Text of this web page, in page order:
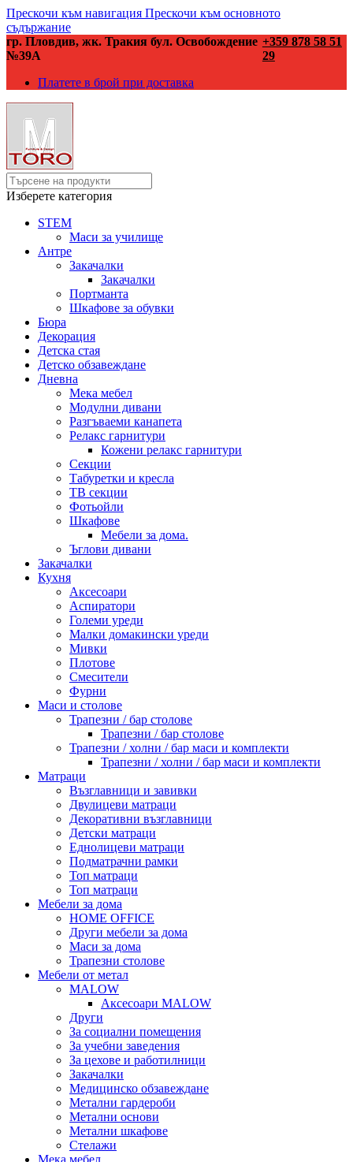
Прескочи към навигация Прескочи към основното
съдържание
гр. Пловдив, жк. Тракия бул. Освобождение
№39А
+359 878 58 51
29
Платете в брой при доставка
Изберете категория
STEM
Маси за училище
Антре
Закачалки
Закачалки
Портманта
Шкафове за обувки
Бюра
Декорация
Детска стая
Детско обзавеждане
Дневна
Мека мебел
Модулни дивани
Разгъваеми канапета
Релакс гарнитури
Кожени релакс гарнитури
Секции
Табуретки и кресла
ТВ секции
Фотьойли
Шкафове
Мебели за дома.
Ъглови дивани
Закачалки
Кухня
Аксесоари
Аспиратори
Големи уреди
Малки домакински уреди
Мивки
Плотове
Смесители
Фурни
Маси и столове
Трапезни / бар столове
Трапезни / бар столове
Трапезни / холни / бар маси и комплекти
Трапезни / холни / бар маси и комплекти
Матраци
Възглавници и завивки
Двулицеви матраци
Декоративни възглавници
Детски матраци
Еднолицеви матраци
Подматрачни рамки
Топ матраци
Топ матраци
Мебели за дома
HOME OFFICE
Други мебели за дома
Маси за дома
Трапезни столове
Мебели от метал
MALOW
Аксесоари MALOW
Други
За социални помещения
За учебни заведения
За цехове и работилници
Закачалки
Медицинско обзавеждане
Метални гардероби
Метални основи
Метални шкафове
Стелажи
Мека мебел